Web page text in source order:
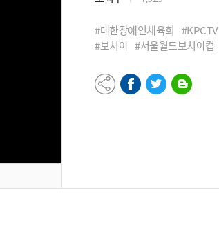
#대한장애인체육회 #KPCTV
#보치아 #서울월드보치아컵